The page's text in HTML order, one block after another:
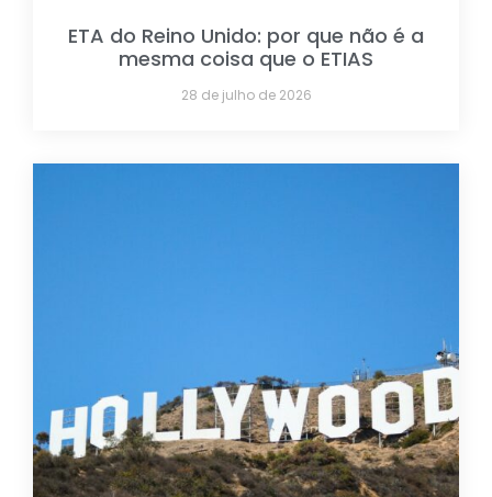
ETA do Reino Unido: por que não é a
mesma coisa que o ETIAS
28 de julho de 2026